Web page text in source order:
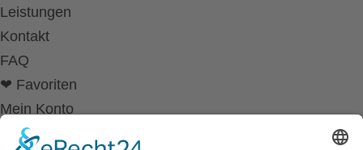
Leistungen
Kontakt
FAQ
❤ Favoriten
Mein Konto